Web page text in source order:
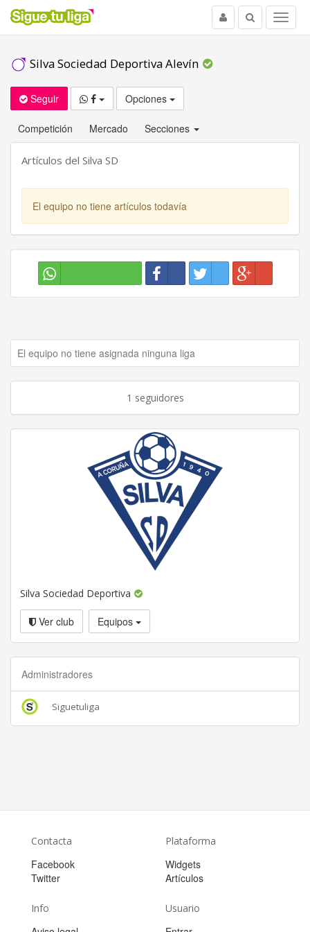
Menu
Buscar
Usuario
Silva Sociedad Deportiva Alevín
Seguir Opciones
Competición Mercado Secciones
Artículos del Silva SD
El equipo no tiene artículos todavía
El equipo no tiene asignada ninguna liga
1 seguidores
Silva Sociedad Deportiva
Ver club Equipos
Administradores
Siguetuliga
Contacta
Facebook
Twitter
Plataforma
Widgets
Artículos
Info Usuario